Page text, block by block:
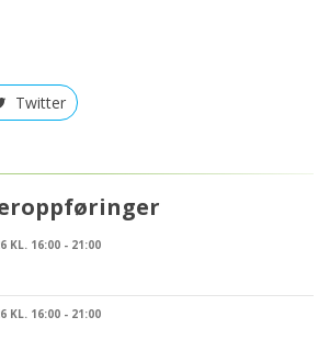
Twitter
KL. 16:00 - 21:00
KL. 16:00 - 21:00